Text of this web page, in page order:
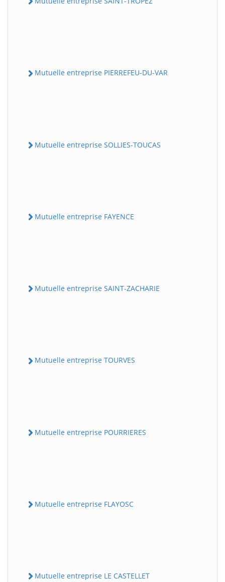
Mutuelle entreprise PIERREFEU-DU-VAR
Mutuelle entreprise SOLLIES-TOUCAS
Mutuelle entreprise FAYENCE
Mutuelle entreprise SAINT-ZACHARIE
Mutuelle entreprise TOURVES
Mutuelle entreprise POURRIERES
Mutuelle entreprise FLAYOSC
Mutuelle entreprise LE CASTELLET